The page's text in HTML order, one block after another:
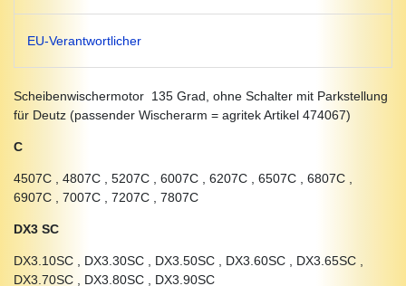
EU-Verantwortlicher
Scheibenwischermotor 135 Grad, ohne Schalter mit Parkstellung
für Deutz (passender Wischerarm = agritek Artikel 474067)
C
4507C , 4807C , 5207C , 6007C , 6207C , 6507C , 6807C ,
6907C , 7007C , 7207C , 7807C
DX3 SC
DX3.10SC , DX3.30SC , DX3.50SC , DX3.60SC , DX3.65SC ,
DX3.70SC , DX3.80SC , DX3.90SC